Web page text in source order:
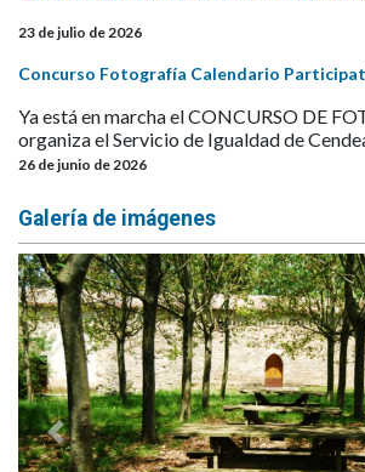
23 de julio de 2026
Concurso Fotografía Calendario
Ya está en marcha el CONCURSO DE
organiza el Servicio de Igualdad de Cendea
26 de junio de 2026
Galería de imágenes
Anterior